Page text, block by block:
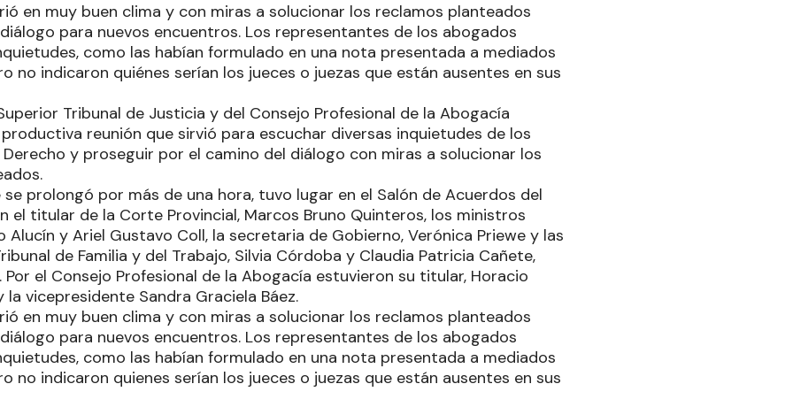
en muy buen clima y con miras a solucionar los reclamos planteados
para nuevos encuentros. Los representantes de los abogados
como las habían formulado en una nota presentada a mediados
no indicaron quiénes serían los jueces o juezas que están ausentes en sus
Tribunal de Justicia y del Consejo Profesional de la Abogacía
reunión que sirvió para escuchar diversas inquietudes de los
y proseguir por el camino del diálogo con miras a solucionar los
se prolongó por más de una hora, tuvo lugar en el Salón de Acuerdos del
el titular de la Corte Provincial, Marcos Bruno Quinteros, los ministros
Alucín y Ariel Gustavo Coll, la secretaria de Gobierno, Verónica Priewe y las
de Familia y del Trabajo, Silvia Córdoba y Claudia Patricia Cañete,
el Consejo Profesional de la Abogacía estuvieron su titular, Horacio
vicepresidente Sandra Graciela Báez.
en muy buen clima y con miras a solucionar los reclamos planteados
para nuevos encuentros. Los representantes de los abogados
como las habían formulado en una nota presentada a mediados
no indicaron quienes serían los jueces o juezas que están ausentes en sus